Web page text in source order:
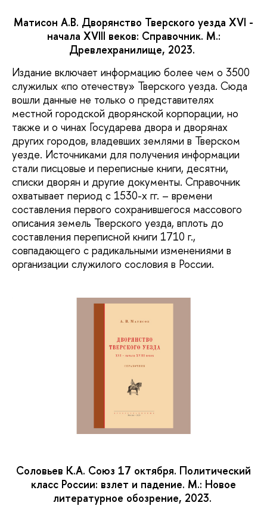
Матисон А.В. Дворянство Тверского уезда XVI -
начала XVIII веков: Справочник. М.:
Древлехранилище, 2023.
Издание включает информацию более чем о 3500
служилых «по отечеству» Тверского уезда. Сюда
вошли данные не только о представителях
местной городской дворянской корпорации, но
также и о чинах Государева двора и дворянах
других городов, владевших землями в Тверском
уезде. Источниками для получения информации
стали писцовые и переписные книги, десятни,
списки дворян и другие документы. Справочник
охватывает период с 1530-х гг. – времени
составления первого сохранившегося массового
описания земель Тверского уезда, вплоть до
составления переписной книги 1710 г.,
совпадающего с радикальными изменениями в
организации служилого сословия в России.
Соловьев К.А. Союз 17 октября. Политический
класс России: взлет и падение. М.: Новое
литературное обозрение, 2023.